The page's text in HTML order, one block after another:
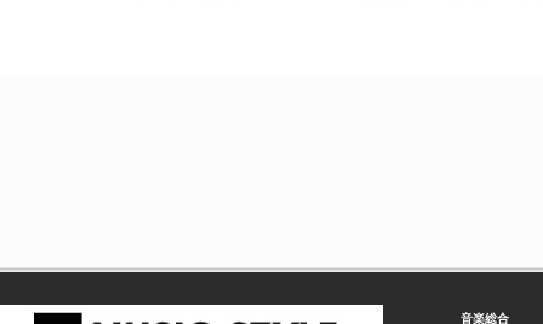
音楽総合